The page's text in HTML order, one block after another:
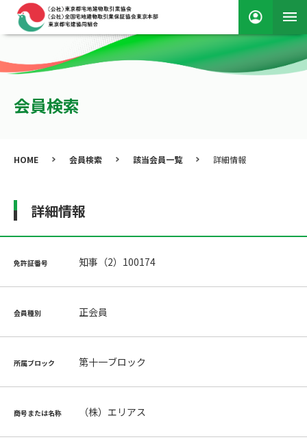
会員検索
HOME 会員検索 該当会員一覧 詳細情報
詳細情報
免許証番号 知事（2）100174
会員種別 正会員
所属ブロック 第十一ブロック
商号または名称 （株）エリアス